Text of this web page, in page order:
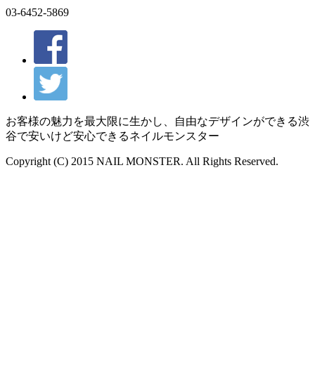
03-6452-5869
お客様の魅力を最大限に生かし、自由なデザインができる渋
谷で安いけど安心できるネイルモンスター
Copyright (C) 2015 NAIL MONSTER. All Rights Reserved.